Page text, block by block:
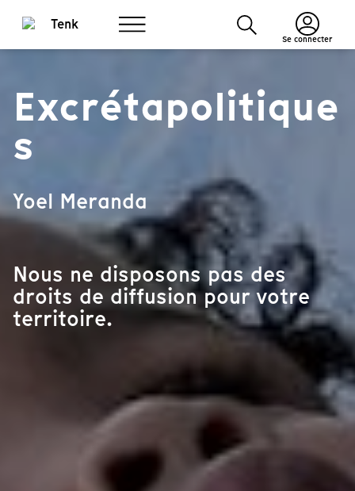
Se connecter
Excrétapolitique
s
Yoel Meranda
Nous ne disposons pas des
droits de diffusion pour votre
territoire.